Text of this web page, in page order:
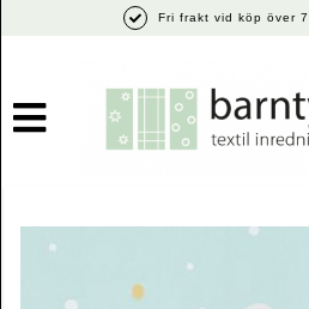
Fri frakt vid köp över